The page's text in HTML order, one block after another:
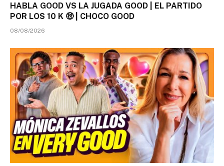
HABLA GOOD VS LA JUGADA GOOD | EL PARTIDO
POR LOS 10 K 🤑 | CHOCO GOOD
08/08/2026